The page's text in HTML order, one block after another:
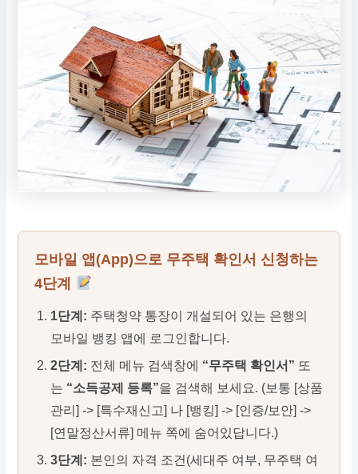
모바일 앱(App)으로 무주택 확인서 신청하는
4단계
1단계: 주택청약 통장이 개설되어 있는 은행의
모바일 뱅킹 앱에 로그인합니다.
2단계: 전체 메뉴 검색창에 “무주택 확인서” 또
는 “소득공제 등록”을 검색해 보세요. (보통 [상품
관리] -> [특수재신고] 나 [뱅킹] -> [인증/보안] ->
[연말정산서류] 메뉴 쪽에 숨어있답니다.)
3단계: 본인의 자격 조건(세대주 여부, 무주택 여